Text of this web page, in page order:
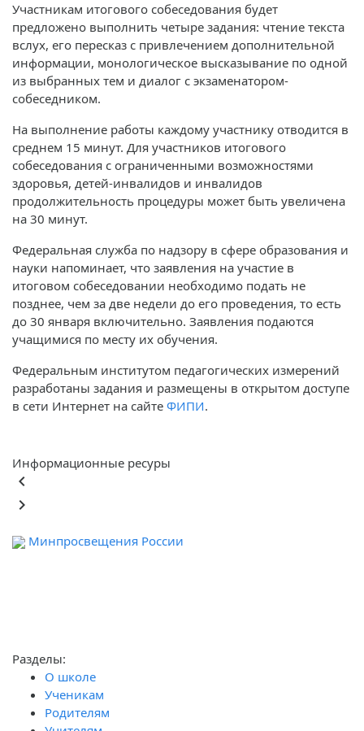
Участникам итогового собеседования будет
предложено выполнить четыре задания: чтение текста
вслух, его пересказ с привлечением дополнительной
информации, монологическое высказывание по одной
из выбранных тем и диалог с экзаменатором-
собеседником.
На выполнение работы каждому участнику отводится в
среднем 15 минут. Для участников итогового
собеседования с ограниченными возможностями
здоровья, детей-инвалидов и инвалидов
продолжительность процедуры может быть увеличена
на 30 минут.
Федеральная служба по надзору в сфере образования и
науки напоминает, что заявления на участие в
итоговом собеседовании необходимо подать не
позднее, чем за две недели до его проведения, то есть
до 30 января включительно. Заявления подаются
учащимися по месту их обучения.
Федеральным институтом педагогических измерений
разработаны задания и размещены в открытом доступе
в сети Интернет на сайте ФИПИ.
Информационные ресуры
keyboard_arrow_left
keyboard_arrow_right
Минпросвещения России
Разделы:
О школе
Ученикам
Родителям